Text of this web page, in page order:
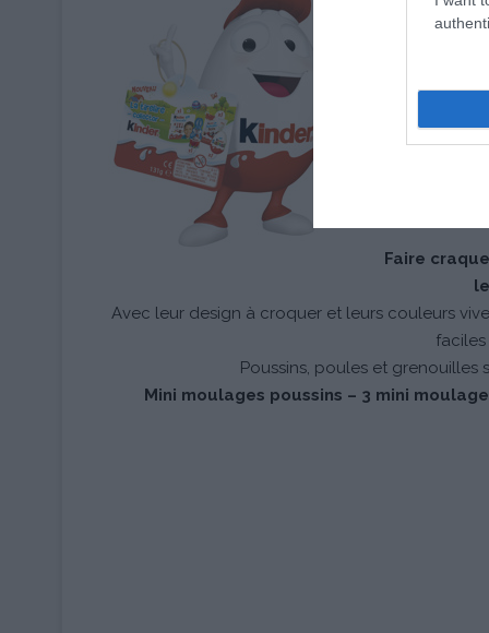
Le
Son secret :
chocolats
Kinder mix
Faire
Avec leur design à croquer et leurs couleurs
Poussins, poules et grenouilles
Mini moulages poussins – 3 mini